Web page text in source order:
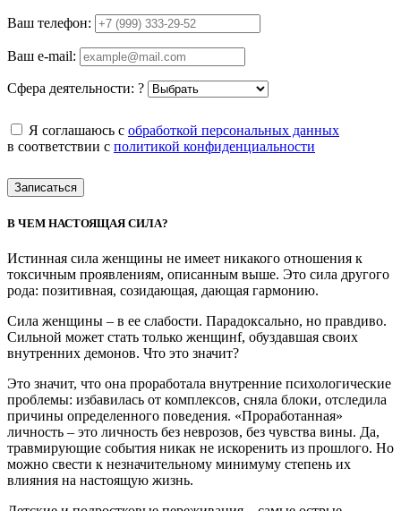
Ваш телефон:
Ваш e-mail:
Сфера деятельности: ?
Я соглашаюсь с обработкой персональных данных
в соответствии с политикой конфиденциальности
Записаться
В ЧЕМ НАСТОЯЩАЯ СИЛА?
Истинная сила женщины не имеет никакого отношения к
токсичным проявлениям, описанным выше. Это сила другого
рода: позитивная, созидающая, дающая гармонию.
Сила женщины – в ее слабости. Парадоксально, но правдиво.
Сильной может стать только женщинf, обуздавшая своих
внутренних демонов. Что это значит?
Это значит, что она проработала внутренние психологические
проблемы: избавилась от комплексов, сняла блоки, отследила
причины определенного поведения. «Проработанная»
личность – это личность без неврозов, без чувства вины. Да,
травмирующие события никак не искоренить из прошлого. Но
можно свести к незначительному минимуму степень их
влияния на настоящую жизнь.